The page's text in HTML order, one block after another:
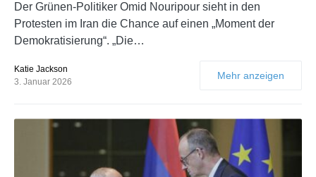
Der Grünen-Politiker Omid Nouripour sieht in den
Protesten im Iran die Chance auf einen „Moment der
Demokratisierung“. „Die…
Katie Jackson
3. Januar 2026
Mehr anzeigen